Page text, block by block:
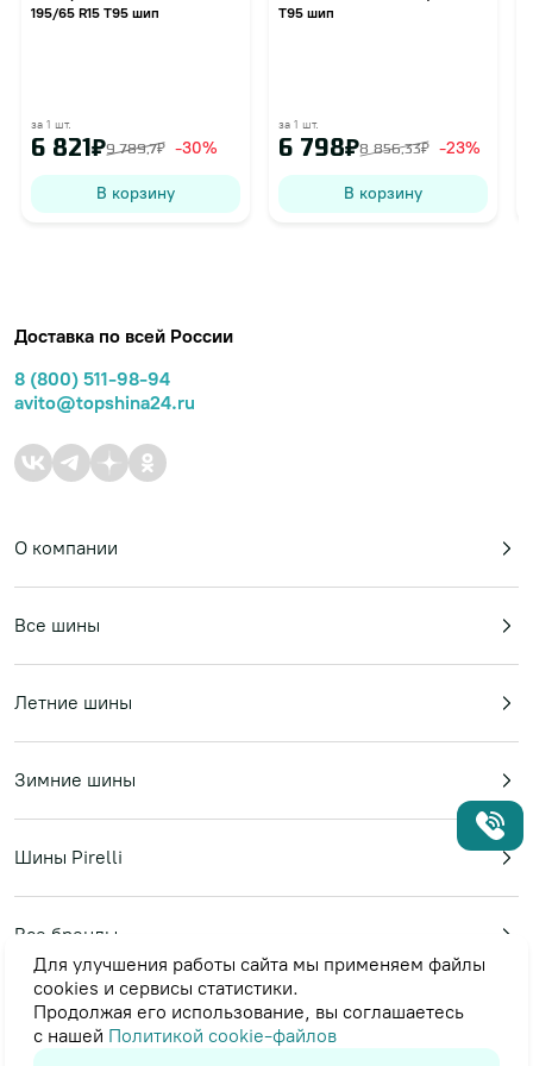
195/65 R15 T95 шип
за 1 шт.
6 821₽9 789,7₽ -30%
В корзину
T95 шип
за 1 шт.
6 798₽8 856,33₽ -23%
В корзину
Доставка по всей России
8 (800) 511-98-94
avito@topshina24.ru
О компании
Все шины
Летние шины
Зимние шины
Шины Pirelli
Все бренды
Пользовательское соглашение
Политика в отношении обработки персональных данных
Для улучшения работы сайта мы применяем файлы
cookies и сервисы статистики.
Продолжая его использование, вы соглашаетесь
с нашей Политикой cookie-файлов